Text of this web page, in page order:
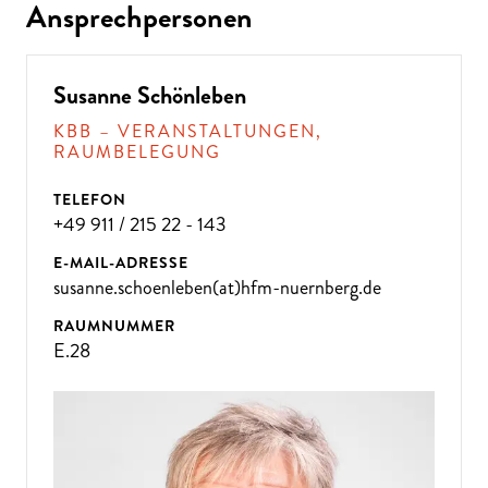
ÜBE
R 300
VE
R
A
NST
ALT
U
N
GE
N P
R
O
J
A
H
Ansprechpersonen
Susanne Schönleben
KBB – VERANSTALTUNGEN,
RAUMBELEGUNG
TELEFON
+49 911 / 215 22 - 143
E-MAIL-ADRESSE
susanne.schoenleben(at)hfm-nuernberg.de
RAUMNUMMER
E.28